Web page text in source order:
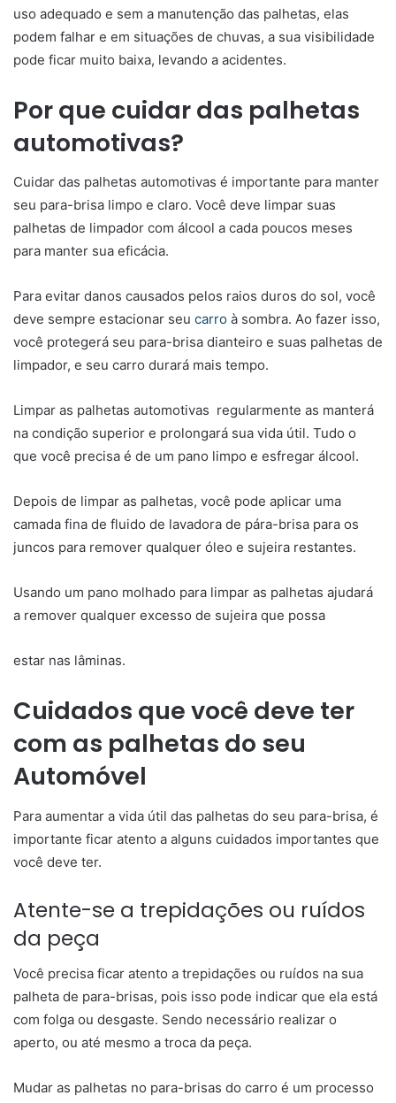
uso adequado e sem a manutenção das palhetas, elas
podem falhar e em situações de chuvas, a sua visibilidade
pode ficar muito baixa, levando a acidentes.
Por que cuidar das palhetas
automotivas?
Cuidar das palhetas automotivas é importante para manter
seu para-brisa limpo e claro. Você deve limpar suas
palhetas de limpador com álcool a cada poucos meses
para manter sua eficácia.
Para evitar danos causados pelos raios duros do sol, você
deve sempre estacionar seu carro à sombra. Ao fazer isso,
você protegerá seu para-brisa dianteiro e suas palhetas de
limpador, e seu carro durará mais tempo.
Limpar as palhetas automotivas regularmente as manterá
na condição superior e prolongará sua vida útil. Tudo o
que você precisa é de um pano limpo e esfregar álcool.
Depois de limpar as palhetas, você pode aplicar uma
camada fina de fluido de lavadora de pára-brisa para os
juncos para remover qualquer óleo e sujeira restantes.
Usando um pano molhado para limpar as palhetas ajudará
a remover qualquer excesso de sujeira que possa
estar nas lâminas.
Cuidados que você deve ter
com as palhetas do seu
Automóvel
Para aumentar a vida útil das palhetas do seu para-brisa, é
importante ficar atento a alguns cuidados importantes que
você deve ter.
Atente-se a trepidações ou ruídos
da peça
Você precisa ficar atento a trepidações ou ruídos na sua
palheta de para-brisas, pois isso pode indicar que ela está
com folga ou desgaste. Sendo necessário realizar o
aperto, ou até mesmo a troca da peça.
Mudar as palhetas no para-brisas do carro é um processo